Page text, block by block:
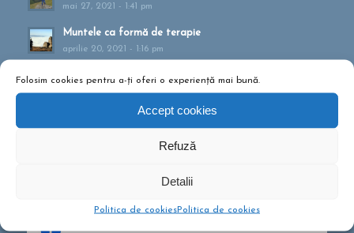
Folosim cookies pentru a-ți oferi o experiență mai bună.
Accept cookies
Refuză
Detalii
Politica de cookiesPolitica de cookies
mai 27, 2021 - 1:41 pm
Muntele ca formă de terapie
aprilie 20, 2021 - 1:16 pm
Drumeții montane pentru familii!
februarie 13, 2020 - 5:21 pm
Ce să conțină rucsacul într-o drumeție de o zi?